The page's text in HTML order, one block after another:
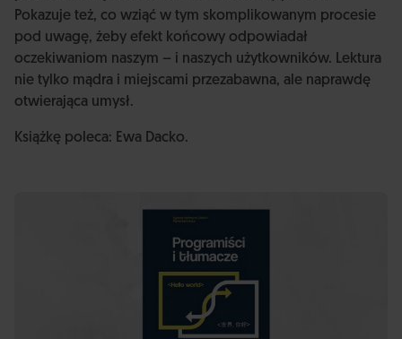
Pokazuje też, co wziąć w tym skomplikowanym procesie
pod uwagę, żeby efekt końcowy odpowiadał
oczekiwaniom naszym – i naszych użytkowników. Lektura
nie tylko mądra i miejscami przezabawna, ale naprawdę
otwierająca umysł.
Książkę poleca: Ewa Dacko.